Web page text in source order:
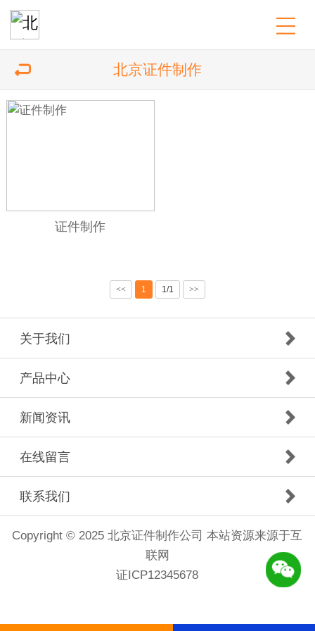
北京证件制作
证件制作
<< 1 1/1 >>
关于我们
产品中心
新闻资讯
在线留言
联系我们
Copyright © 2025 北京证件制作公司 本站资源来源于互
联网
证ICP12345678